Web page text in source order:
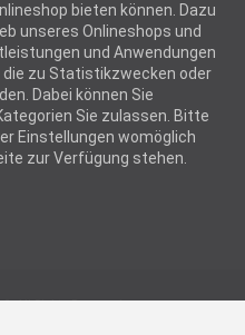
bieten können. Dazu
unseres Onlineshops und
und Anwendungen
die zu Statistikzwecken oder
Dabei können Sie
Sie zulassen. Bitte
Einstellungen womöglich
zur Verfügung stehen.
helfen
All Rights Reserved.